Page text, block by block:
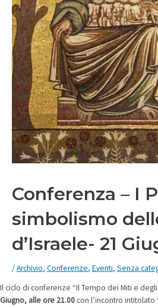
Conferenza – I
simbolismo
d’Israele- 21
/Archivio, Conferenze, Eventi, Senza
Il ciclo di conferenze “Il Tempo dei Miti e
Giugno, alle ore 21.00con l’incontro intitolato